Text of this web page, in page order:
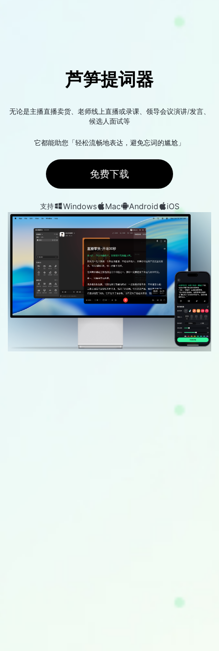
芦笋提词器
无论是主播直播卖货、老师线上直播或录课、领导会议演讲/发言、
候选人面试等
它都能助您「轻松流畅地表达，避免忘词的尴尬」
免费下载
支持 Windows Mac Android iOS